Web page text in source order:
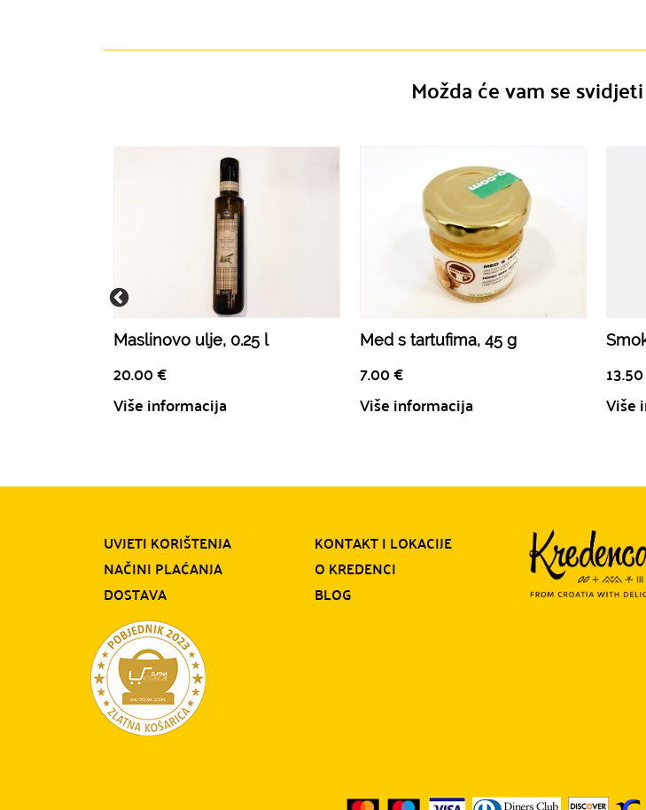
Možda će vam se
Maslinovo ulje, 0.25 l
20.00€
Više informacija
Med s tartufima, 45 g
7.00€
Više informacija
Više
UVJETI KORIŠTENJA
NAČINI PLAĆANJA
DOSTAVA
KONTAKT I LOKACIJE
O KREDENCI
BLOG